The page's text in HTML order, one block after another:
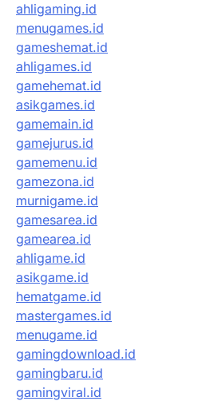
ahligaming.id
menugames.id
gameshemat.id
ahligames.id
gamehemat.id
asikgames.id
gamemain.id
gamejurus.id
gamemenu.id
gamezona.id
murnigame.id
gamesarea.id
gamearea.id
ahligame.id
asikgame.id
hematgame.id
mastergames.id
menugame.id
gamingdownload.id
gamingbaru.id
gamingviral.id